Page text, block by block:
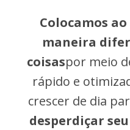
Colocamos
maneira
coisaspor meio
rápido e
crescer de dia
desperdiçar